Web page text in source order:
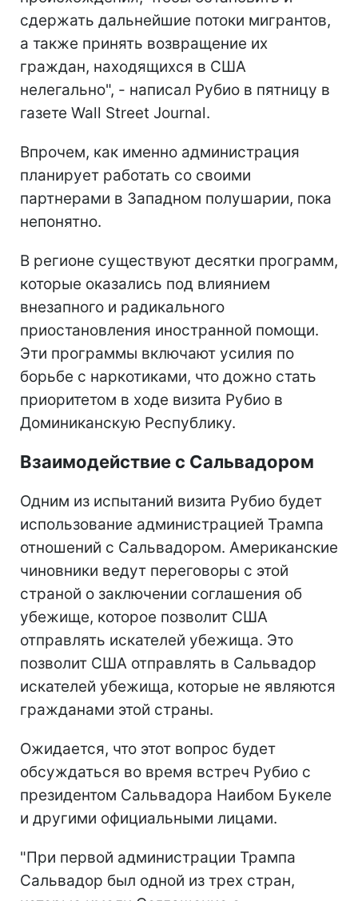
сдержать дальнейшие потоки мигрантов,
а также принять возвращение их
граждан, находящихся в США
нелегально", - написал Рубио в пятницу в
газете Wall Street Journal.
Впрочем, как именно администрация
планирует работать со своими
партнерами в Западном полушарии, пока
непонятно.
В регионе существуют десятки программ,
которые оказались под влиянием
внезапного и радикального
приостановления иностранной помощи.
Эти программы включают усилия по
борьбе с наркотиками, что дожно стать
приоритетом в ходе визита Рубио в
Доминиканскую Республику.
Взаимодействие с Сальвадором
Одним из испытаний визита Рубио будет
использование администрацией Трампа
отношений с Сальвадором. Американские
чиновники ведут переговоры с этой
страной о заключении соглашения об
убежище, которое позволит США
отправлять искателей убежища. Это
позволит США отправлять в Сальвадор
искателей убежища, которые не являются
гражданами этой страны.
Ожидается, что этот вопрос будет
обсуждаться во время встреч Рубио с
президентом Сальвадора Наибом Букеле
и другими официальными лицами.
"При первой администрации Трампа
Сальвадор был одной из трех стран,